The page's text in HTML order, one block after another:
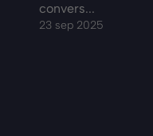
convers...
23 sep 2025